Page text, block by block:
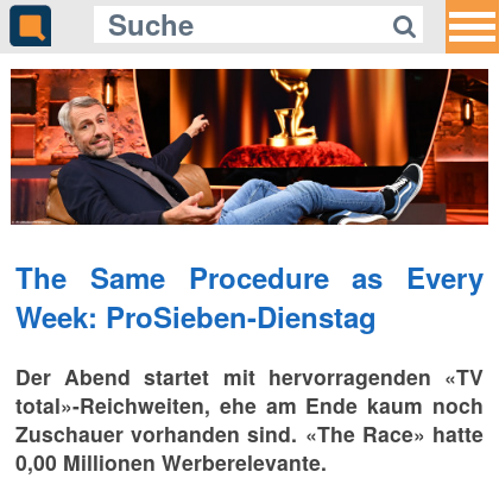
Gleich auf Quotenmeter:
ProSieben Fun startet «Kaiju No.
8»
The Same Procedure as Every
Week: ProSieben-Dienstag
Der Abend startet mit hervorragenden «TV
total»-Reichweiten, ehe am Ende kaum noch
Zuschauer vorhanden sind. «The Race» hatte
0,00 Millionen Werberelevante.